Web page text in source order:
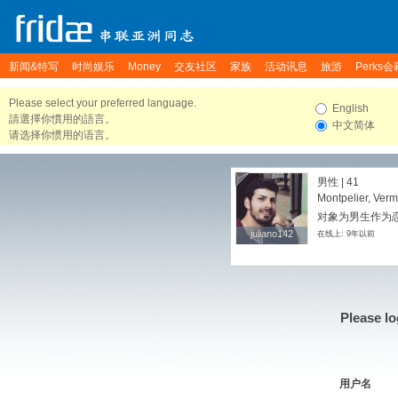
新闻&特写 时尚娱乐 Money 交友社区 家族 活动讯息 旅游 Perks会
Please select your preferred language.
請選擇你慣用的語言。
请选择你惯用的语言。
English
中文简体
juliano142
juliano142
男性 | 41
Montpelier,
对象为男生作为
在线上: 9年以前
Please
用户名